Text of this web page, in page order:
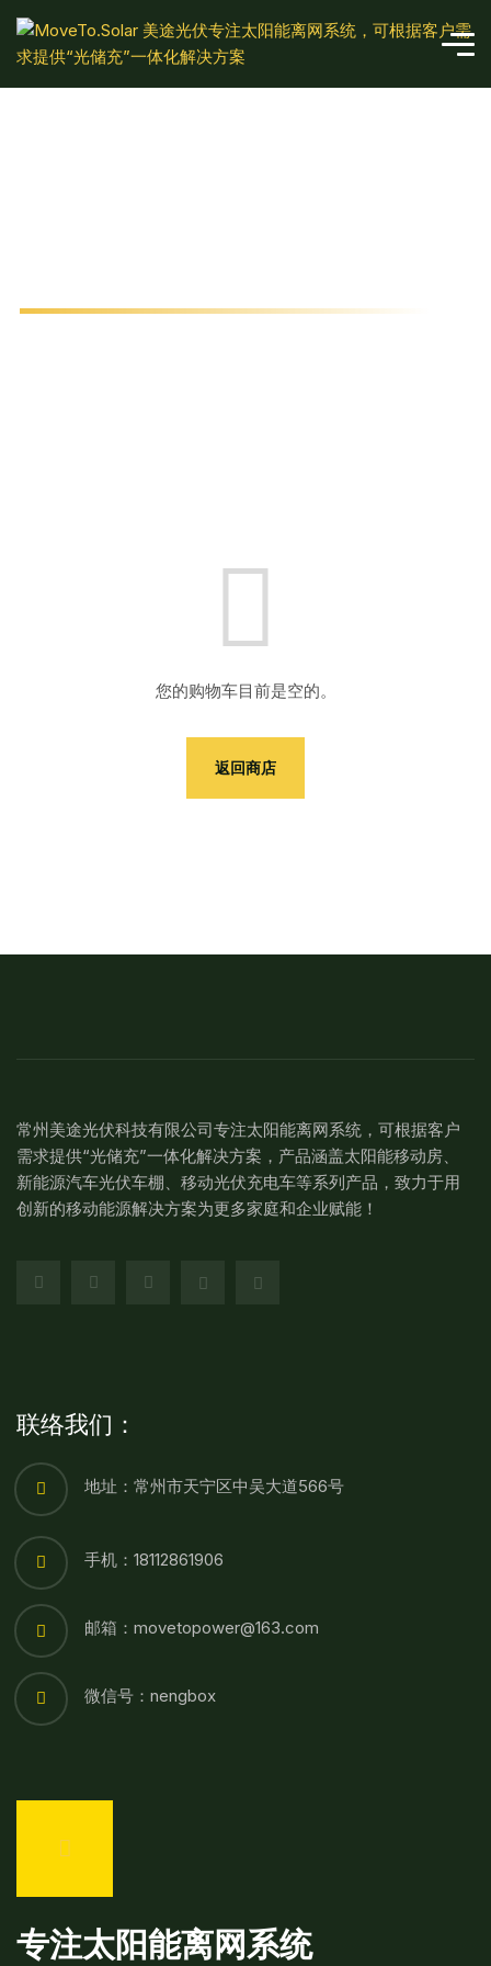
您的购物车目前是空的。
返回商店
常州美途光伏科技有限公司专注太阳能离网系统，可根据客户
需求提供“光储充”一体化解决方案，产品涵盖太阳能移动房、
新能源汽车光伏车棚、移动光伏充电车等系列产品，致力于用
创新的移动能源解决方案为更多家庭和企业赋能！
联络我们：
地址：常州市天宁区中吴大道566号
手机：18112861906
邮箱：movetopower@163.com
微信号：nengbox
专注太阳能离网系统